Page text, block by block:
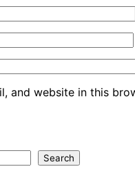
and website in this
Search